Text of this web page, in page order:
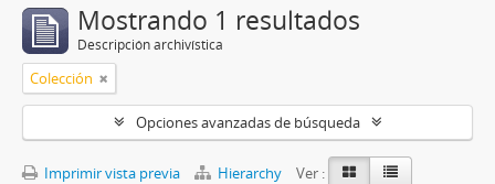
Mostrando 1 resultados
Descripción archivística
Colección
Opciones avanzadas de búsqueda
Imprimir vista previa Hierarchy
Ver :